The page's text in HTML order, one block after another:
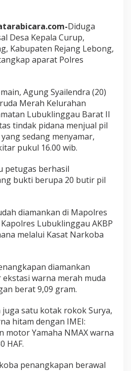
D
i
t
a
n
p
.
K
a
u
s
y
a
i
n
G
n
g
K
a
l
a
Diduga
Desa Kepala Curup,
Kabupaten Rejang Lebong,
aparat Polres
Agung Syailendra (20)
Merah Kelurahan
Lubuklinggau Barat II
tindak pidana menjual pil
sedang menyamar,
pukul 16.00 wib.
petugas berhasil
bukti berupa 20 butir pil
diamankan di Mapolres
Lubuklinggau AKBP
melalui Kasat Narkoba
diamankan
warna merah muda
berat 9,09 gram.
satu kotak rokok Surya,
hitam dengan IMEI:
motor Yamaha NMAX warna
HAF.
penangkapan berawal